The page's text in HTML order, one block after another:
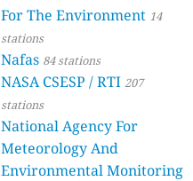
For The Environment 14
stations
Nafas 84 stations
NASA CSESP / RTI 207
stations
National Agency For
Meteorology And
Environmental Monitoring